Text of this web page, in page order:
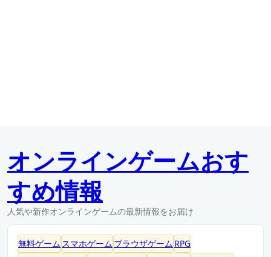
オンラインゲームおす
すめ情報
人気や新作オンラインゲームの最新情報をお届け
無料ゲーム スマホゲーム ブラウザゲーム RPG